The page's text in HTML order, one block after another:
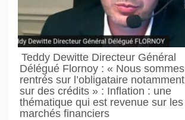
Teddy Dewitte Directeur Général
Délégué Flornoy : « Nous sommes
rentrés sur l’obligataire notamment
sur des crédits » : Inflation : une
thématique qui est revenue sur les
marchés financiers